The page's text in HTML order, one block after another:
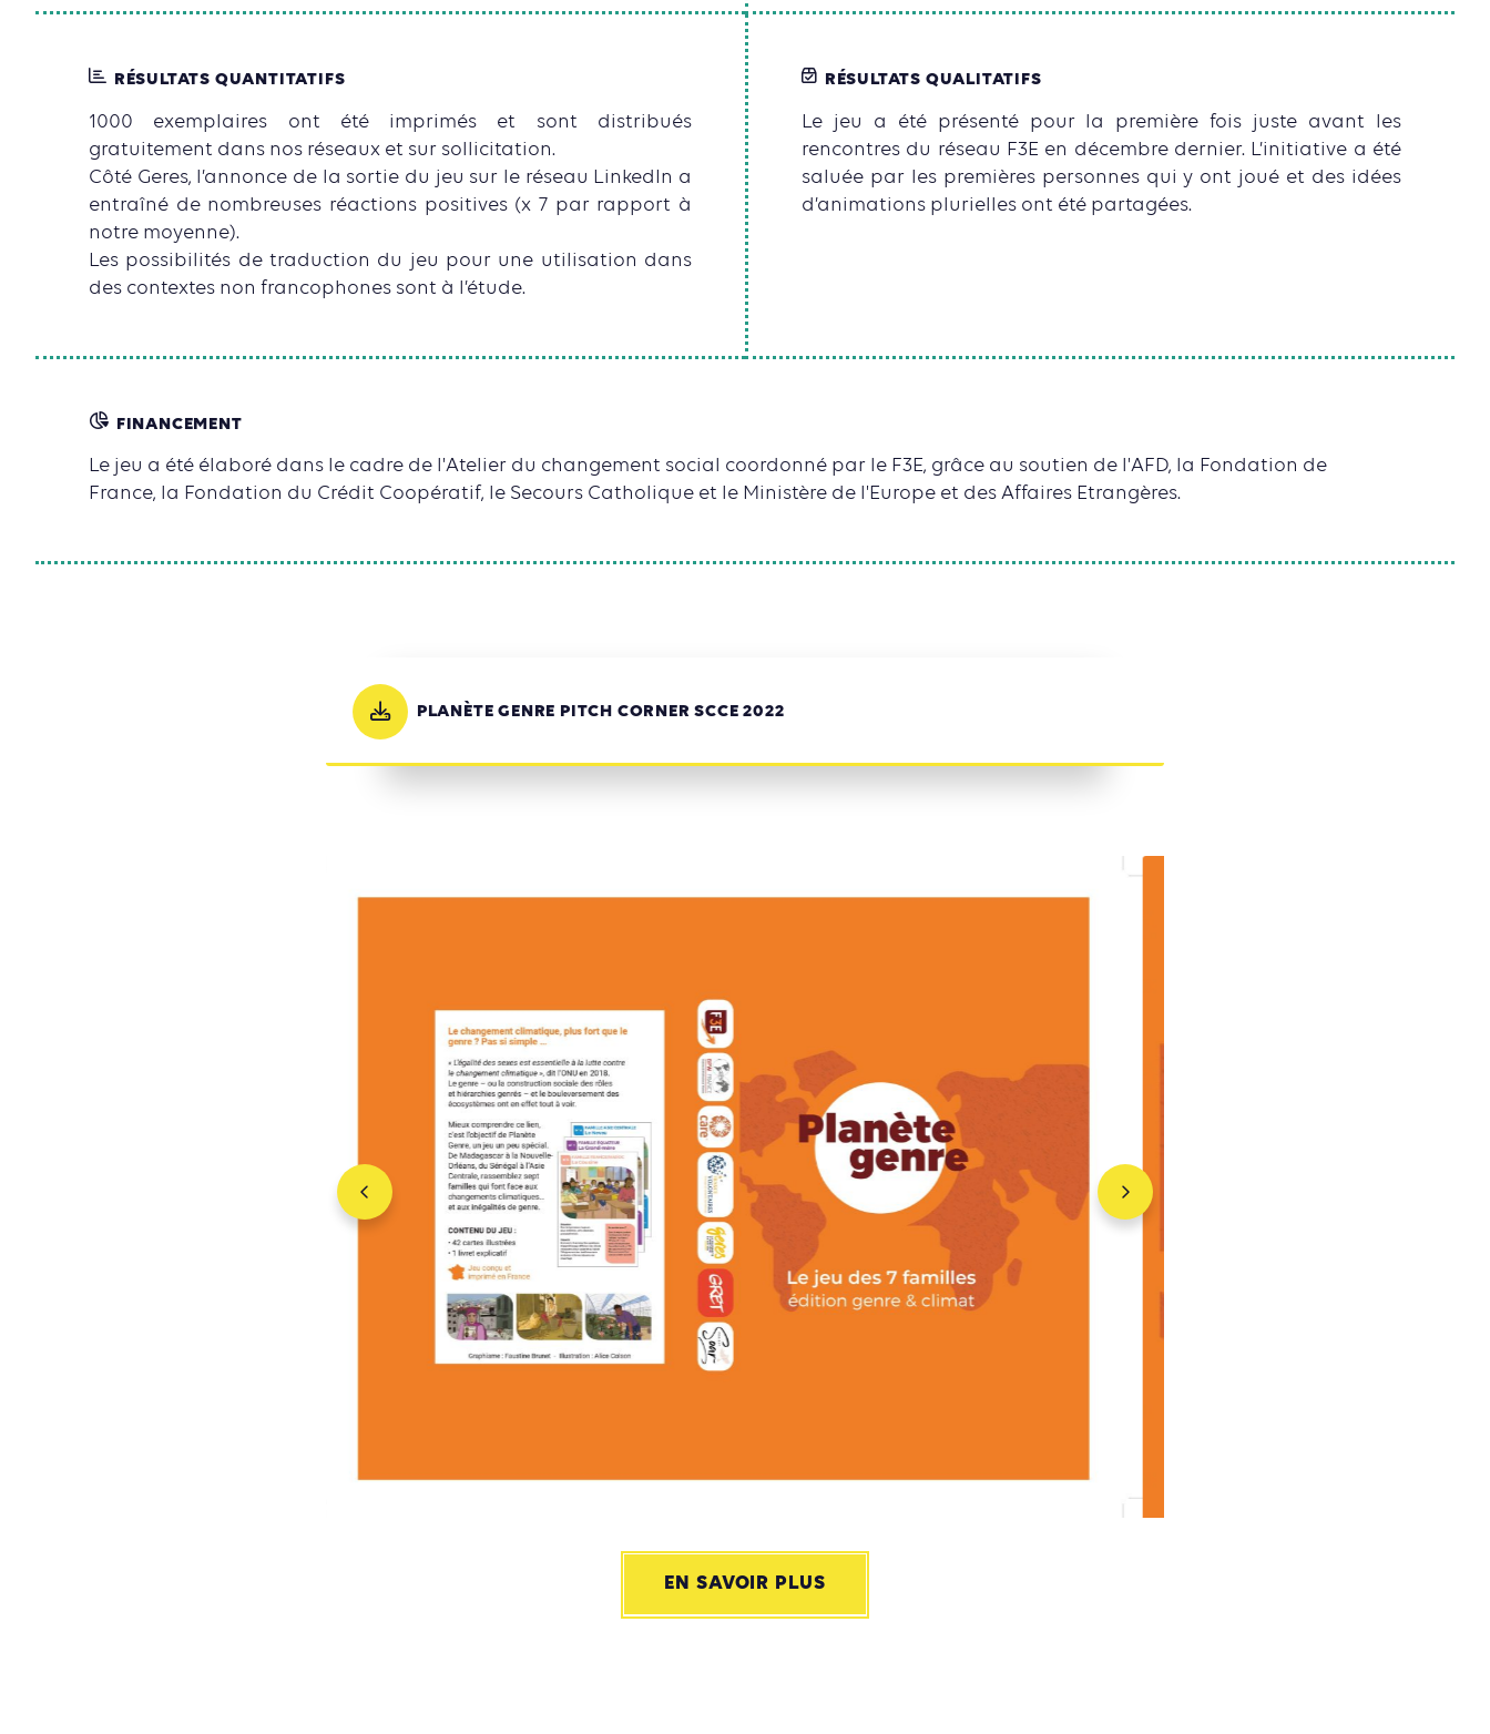
RÉSULTATS QUANTITATIFS
1000 exemplaires ont été imprimés et sont distribués
gratuitement dans nos réseaux et sur sollicitation.
Côté Geres, l’annonce de la sortie du jeu sur le réseau LinkedIn a
entraîné de nombreuses réactions positives (x 7 par rapport à
notre moyenne).
Les possibilités de traduction du jeu pour une utilisation dans
des contextes non francophones sont à l’étude.
RÉSULTATS QUALITATIFS
Le jeu a été présenté pour la première fois juste avant les
rencontres du réseau F3E en décembre dernier. L’initiative a été
saluée par les premières personnes qui y ont joué et des idées
d’animations plurielles ont été partagées.
FINANCEMENT
Le jeu a été élaboré dans le cadre de l'Atelier du changement social coordonné par le F3E, grâce au soutien de l'AFD, la Fondation de
France, la Fondation du Crédit Coopératif, le Secours Catholique et le Ministère de l'Europe et des Affaires Etrangères.
PLANÈTE GENRE PITCH CORNER SCCE 2022